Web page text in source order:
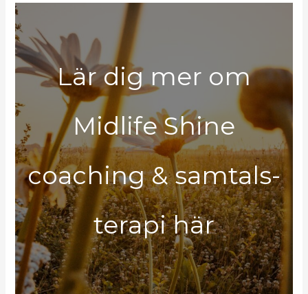
Lär dig mer om
Midlife Shine
coaching & samtals-
terapi här